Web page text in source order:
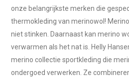
onze belangrijkste merken die
thermokleding van merinowol!
niet stinken. Daarnaast kan merino
verwarmen als het nat is. Helly
merino collectie sportkleding die
ondergoed verwerken. Ze